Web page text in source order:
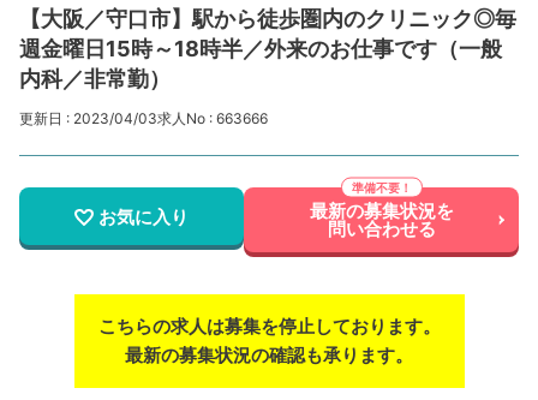
【大阪／守口市】駅から徒歩圏内のクリニック◎毎
週金曜日15時～18時半／外来のお仕事です（一般
内科／非常勤）
更新日 : 2023/04/03求人No : 663666
お気に入り 最新の募集状況を
問い合わせる
こちらの求人は募集を停止しております。
最新の募集状況の確認も承ります。